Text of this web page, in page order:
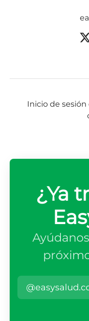
Inicio de
¿Ya